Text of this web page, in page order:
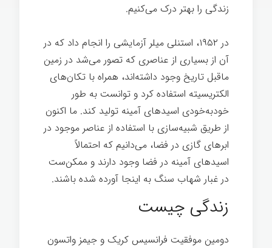
زندگی را بهتر درک می‌کنیم.
در ۱۹۵۲، استنلی میلر آزمایشی را انجام داد که در
آن از بسیاری از عناصری که تصور می‌شد در زمین
ماقبل تاریخ وجود داشته‌اند، همراه با تکان‌های
الکتریسیته استفاده کرد و توانست به طور
خودبه‌خودی اسیدهای آمینه تولید کند. ما اکنون
از طریق شبیه‌سازی با استفاده از عناصر موجود در
ابرهای گازی در فضا، می‌دانیم که احتمالاً
اسیدهای آمینه در فضا وجود دارند و ممکن‌ست
در غبار شهاب سنگ به اینجا آورده شده باشند.
زندگی چیست
دومین موفقیت فرانسیس کریک و جیمز واتسون